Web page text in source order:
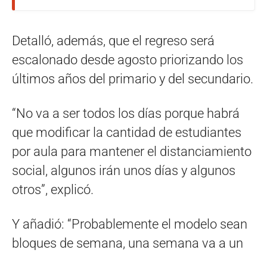
Detalló, además, que el regreso será
escalonado desde agosto priorizando los
últimos años del primario y del secundario.
“No va a ser todos los días porque habrá
que modificar la cantidad de estudiantes
por aula para mantener el distanciamiento
social, algunos irán unos días y algunos
otros”, explicó.
Y añadió: “Probablemente el modelo sean
bloques de semana, una semana va a un